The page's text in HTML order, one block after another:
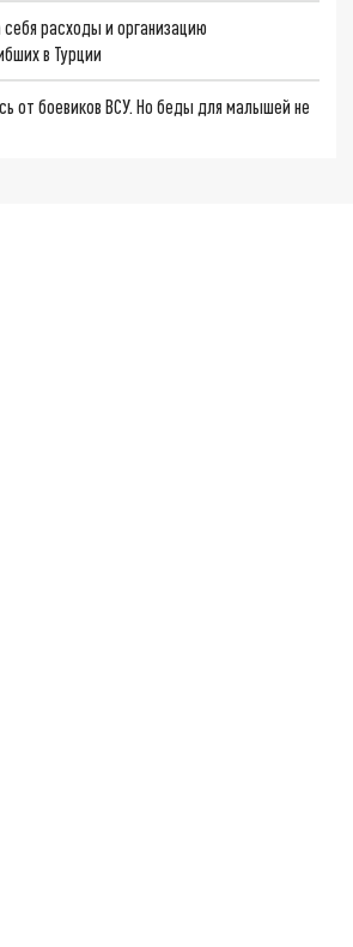
себя расходы и организацию
в Турции
от боевиков ВСУ. Но беды для малышей не